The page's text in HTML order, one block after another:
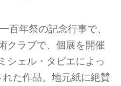
百年祭の記念行事で、
クラブで、個展を開催
シェル・タビエによっ
た作品。地元紙に絶賛